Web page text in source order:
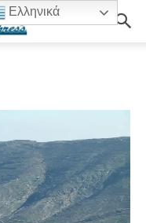
Ελληνικά